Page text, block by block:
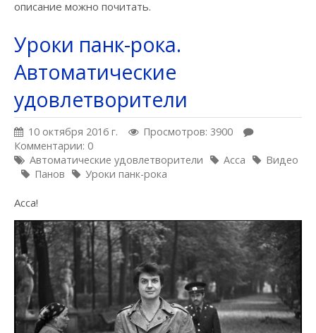
описание можно почитать.
Уроки панк-рока.
Автоматические
удовлетворители
10 октября 2016 г.
Просмотров: 3900
Комментарии: 0
Автоматические удовлетворители
Асса
Видео
Панов
Уроки панк-рока
Асса!